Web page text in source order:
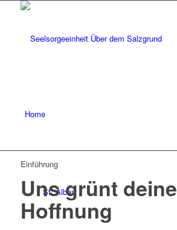
Home
St. Alban
Einführung
Uns grünt deine
Hoffnung